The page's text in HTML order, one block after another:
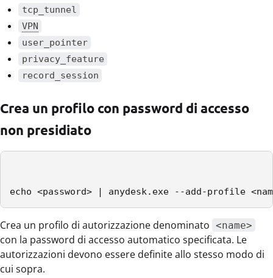
tcp_tunnel
VPN
user_pointer
privacy_feature
record_session
Crea un profilo con password di accesso
non presidiato
echo <password> | anydesk.exe --add-profile
Crea un profilo di autorizzazione denominato <name>
con la password di accesso automatico specificata. Le
autorizzazioni devono essere definite allo stesso modo di
cui sopra.